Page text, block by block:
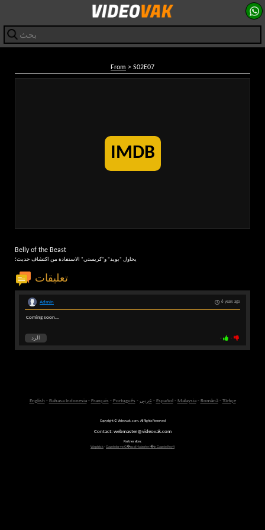
From > S02E07
IMDB
Belly of the Beast
يحاول "بويد" و"كريستي" الاستفادة من اكتشاف حديث؛
تعليقات
6 years ago
Admin
Coming soon...
- - الرد
English - Bahasa Indonesia- Français - Português - عربى- Español - Malaysia- Română- Türkçe
Copyright © Videovak.com. All Rights Reserved
Contact: webmaster@videovak.com
Partner sites:
Waptrick-Gazeteler ve G�ncel Haberler i�in Gazete Keyfi